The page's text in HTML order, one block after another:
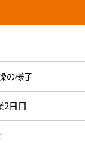
の様子
2日目